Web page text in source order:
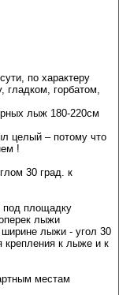
по характеру
гладком, горбатом,
лыж 180-220см
целый – потому что
!
30 град. к
под площадку
лыжи
ширине лыжи - угол 30
крепления к лыже и к
местам